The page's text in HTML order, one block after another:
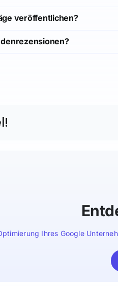
veröffentlichen?
Ihres Google